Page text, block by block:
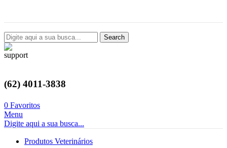
Search
(62) 4011-3838
0 Favoritos
Menu
Digite aqui a sua busca...
Produtos Veterinários